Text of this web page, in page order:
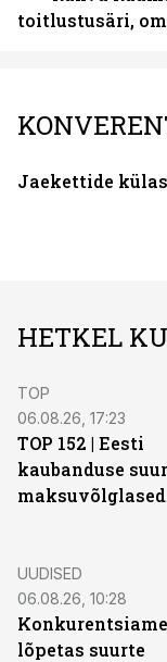
toitlustusäri,
Jaekettide
HETKEL
TOP
06.08.26, 17:23
TOP 152 | Eesti
kaubanduse
maksuvõlglased
UUDISED
06.08.26, 10:28
lõpetas suurte